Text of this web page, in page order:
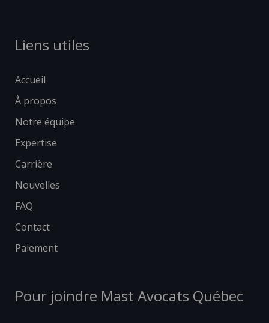
Liens utiles
Accueil
À propos
Notre équipe
Expertise
Carrière
Nouvelles
FAQ
Contact
Paiement
Pour joindre Mast Avocats Québec